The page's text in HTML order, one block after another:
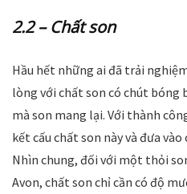
2.2 – Chất son
Hầu hết những ai đã trải
lòng với chất son có chút bóng
mà son mang lại. Với thành
kết cấu chất son này và đưa
Nhìn chung, đối với một thỏi
Avon, chất son chỉ cần có độ